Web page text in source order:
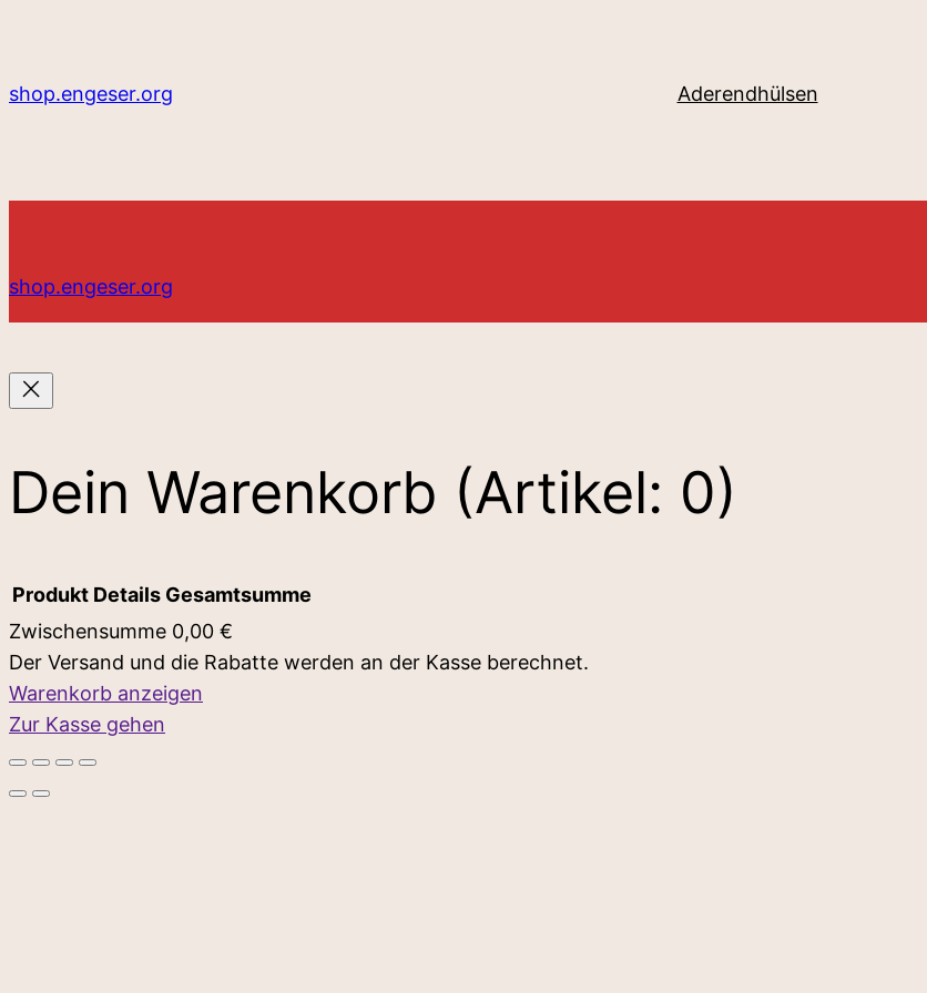
shop.engeser.org Aderendhülsen
shop.engeser.org
Dein Warenkorb (Artikel: 0)
Produkte
im
Produkt Details Gesamtsumme
Zwischensumme 0,00 €
Der Versand und die Rabatte werden an der Kasse berechnet.
Warenkorb anzeigen
Zur Kasse gehen